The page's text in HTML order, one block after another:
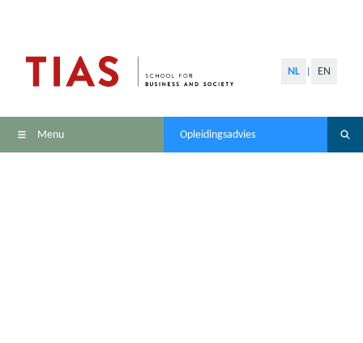
NL EN
Menu Opleidingsadvies